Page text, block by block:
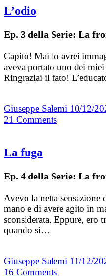
L’odio
Ep. 3 della Serie: La
Capitò! Mai lo avrei
aveva portato uno dei
Ringraziai il fato!
Giuseppe Salemi 10/12/
21 Comments
La fuga
Ep. 4 della Serie: La
Avevo la netta sensazione
mano e di avere agito in
sconsiderata. Eppure, ero
quando si…
Giuseppe Salemi 11/12/
16 Comments